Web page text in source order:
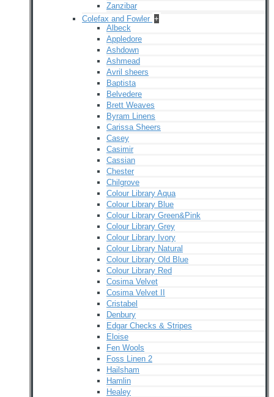
Zanzibar
Colefax and Fowler +
Albeck
Appledore
Ashdown
Ashmead
Avril sheers
Baptista
Belvedere
Brett Weaves
Byram Linens
Carissa Sheers
Casey
Casimir
Cassian
Chester
Chilgrove
Colour Library Aqua
Colour Library Blue
Colour Library Green&Pink
Colour Library Grey
Colour Library Ivory
Colour Library Natural
Colour Library Old Blue
Colour Library Red
Cosima Velvet
Cosima Velvet II
Cristabel
Denbury
Edgar Checks & Stripes
Eloise
Fen Wools
Foss Linen 2
Hailsham
Hamlin
Healey